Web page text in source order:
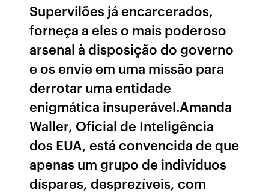
Supervilões já encarcerados,
forneça a eles o mais poderoso
arsenal à disposição do governo
e os envie em uma missão para
derrotar uma entidade
enigmática insuperável.Amanda
Waller, Oficial de Inteligência
dos EUA, está convencida de que
apenas um grupo de indivíduos
díspares, desprezíveis, com